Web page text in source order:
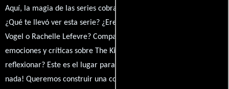
Aquí, la magia de las series cobra vida a través de tus opiniones.
¿Qué te llevó ver esta serie? ¿Eres fan de Edward Ornelas, Mike
Vogel o Rachelle Lefevre? Comparte tus pensamientos,
emociones y críticas sobre The Kinship. ¿Te hizo reír, llorar o
reflexionar? Este es el lugar para expresarlo. ¡No te guardes
nada! Queremos construir una comunidad apasionada donde la